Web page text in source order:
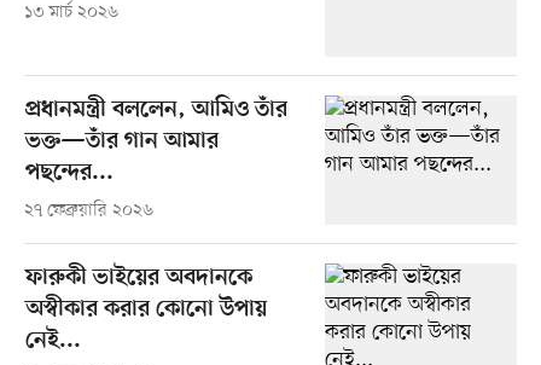
১৩ মার্চ ২০২৬
প্রধানমন্ত্রী বললেন, আমিও তাঁর
ভক্ত—তাঁর গান আমার
পছন্দের...
২৭ ফেব্রুয়ারি ২০২৬
ফারুকী ভাইয়ের অবদানকে
অস্বীকার করার কোনো উপায়
নেই...